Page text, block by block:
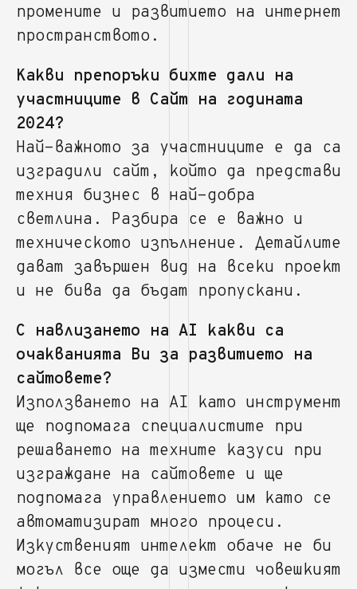
промените и развитието на интернет
пространството.
Какви препоръки бихте дали на
участниците в Сайт на годината
2024?
Най-важното за участниците е да са
изградили сайт, който да представи
техния бизнес в най-добра
светлина. Разбира се е важно и
техническото изпълнение. Детайлите
дават завършен вид на всеки проект
и не бива да бъдат пропускани.
С навлизането на AI какви са
очакванията Ви за развитието на
сайтовете?
Използването на AI като инструмент
ще подпомага специалистите при
решаването на техните казуси при
изграждане на сайтовете и ще
подпомага управлението им като се
автоматизират много процеси.
Изкуственият интелект обаче не би
могъл все още да измести човешкият